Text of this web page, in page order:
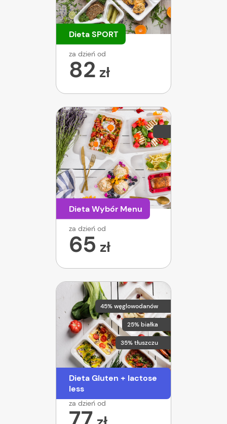
Dieta SPORT
za dzień od
82 zł
Dieta Wybór Menu
za dzień od
65 zł
45% węglowodanów
25% białka
35% tłuszczu
Dieta Gluten + lactose
less
za dzień od